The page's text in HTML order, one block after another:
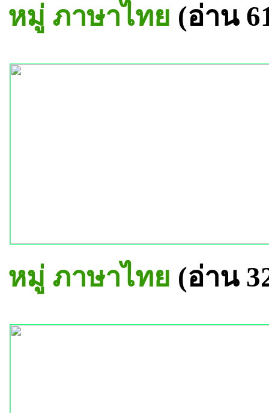
หมู่ ภาษาไทย (อ่าน
หมู่ ภาษาไทย (อ่าน